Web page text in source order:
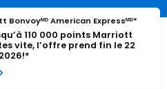
Bonvoyᴹᴰ American Expressᴹᴰ*
110 000 points Marriott
vite, l’offre prend fin le 22